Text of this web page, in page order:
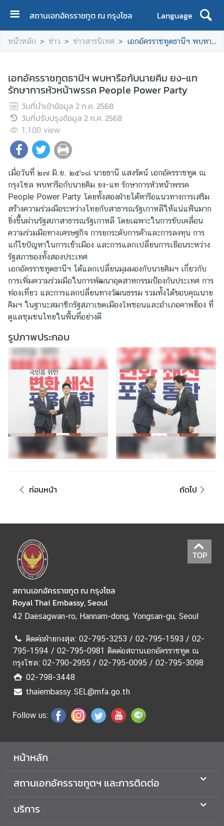
สถานเอกอัครราชทูต ณ กรุงโซล
Language
ห
น้
ลั
ก
ข้
อ
มู
ล
ถ
า
น
เ
อ
ก
อั
ค
ร
ร
า
ช
ทู
บ
ร
ช
ข่
า
ว
ส
ถ
า
เ
อ
ก
อั
ค
ร
า
ทู
ฯ
กี่
ว
หน้าหลัก ข่าว ข่าวสารนิเทศ เอกอัครราชทูตธานีฯ พบหารือกับนายคิม ยง-แท รักษาการหัวหน้าพรรค People Power Party
เอกอัครราชทูตธานีฯ พบหารือกับนายคิม ยง-แท
รักษาการหัวหน้าพรรค People Power Party
วันที่นำเข้าข้อมูล 2 ก.ค. 2568
วันที่ปรับปรุงข้อมูล 2 ก.ค. 2568
1,100 view
เมื่อวันที่ ๒๗ มิ.ย. ๒๕๖๘ นายธานี แสงรัตน์ เอกอัครราชทูต ณ
กรุงโซล พบหารือกับนายคิม ยง-แท รักษาการหัวหน้าพรรค
People Power Party โดยทั้งสองฝ่ายได้หารือแนวทางการเสริม
สร้างความร่วมมือระหว่างไทยกับสาธารณรัฐเกาหลีให้แน่แฟ้นมาก
ยิ่งขึ้นผ่านรัฐสภาสาธารณรัฐเกาหลี โดยเฉพาะในการขับเคลื่อน
ความร่วมมือทางเศรษฐกิจ การยกระดับการค้าและการลงทุน การ
แก้ไขปัญหาในการเข้าเมือง และการแลกเปลี่ยนการเยือนระหว่าง
รัฐสภาของทั้งสองประเทศ
เอกอัครราชทูตธานีฯ ได้แลกเปลี่ยนมุมมองกับนายคิมฯ เกี่ยวกับ
การเพิ่มความร่วมมือในการพัฒนาอุตสาหกรรมป้องกันประเทศ การ
ท่องเที่ยว และการแลกปลี่ยนทางวัฒนธรรม รวมทั้งได้ขอบคุณนาย
คิมฯ ในฐานะสมาชิกรัฐสภาเขตเมืองโพชอนและอำเภอคาพย็อง ที่
ดูแลชุมชนไทยในพื้นที่อย่างดี
รูปภาพประกอบ
ก่อนหน้า ถัดไป
TOP
สถานเอกอัครราชทูต ณ กรุงโซล
Royal Thai Embassy, Seoul
42 Daesagwan-ro, Hannam-dong, Yongsan-gu, Seoul
ติดต่อฝ่ายกงสุล: 02-795-3253 / 02-795-1593 / 02-
795-1594 / 02-795-0981 ติดต่อสถานเอกอัครราชทูต ณ
กรุงโซล: 02-790-2955 / 02-795-0095 / 02-795-3098
02-798-3448
thaiembassy.SEL@mfa.go.th
Follow us:
หน้าหลัก
สถานเอกอัครราชทูตฯ และการติดต่อ
บริการ